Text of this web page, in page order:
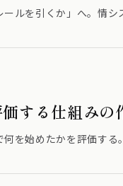
ルを引くか」へ。情
する仕組みの
を始めたかを評価す